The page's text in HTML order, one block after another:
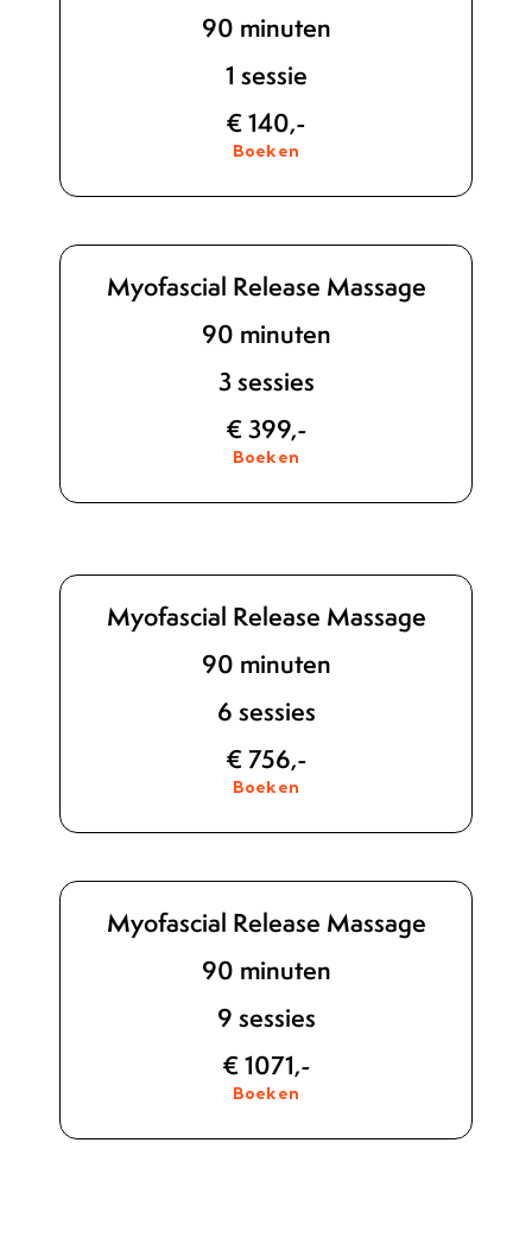
90 minuten
1 sessie
€ 140,-
Boeken
Myofascial Release Massage
90 minuten
3 sessies
€ 399,-
Boeken
Myofascial Release Massage
90 minuten
6 sessies
€ 756,-
Boeken
Myofascial Release Massage
90 minuten
9 sessies
€ 1071,-
Boeken